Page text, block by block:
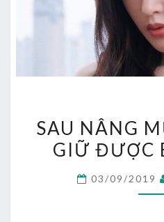
SAU NÂNG
GIỮ ĐƯỢC
03/09/2019